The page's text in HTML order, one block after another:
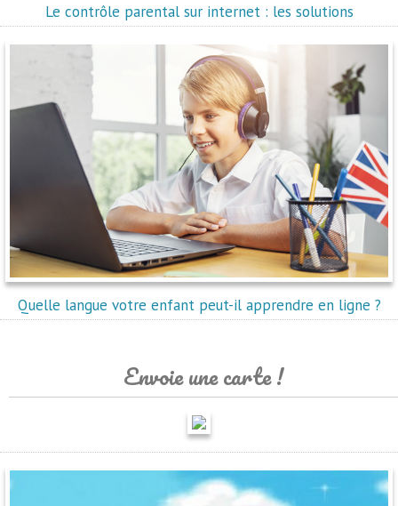
Le contrôle parental sur internet : les solutions
Quelle langue votre enfant peut-il apprendre en ligne ?
Envoie une carte !